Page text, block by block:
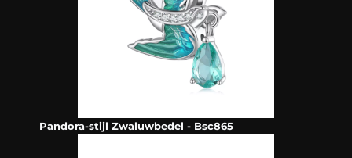
Pandora-stijl Zwaluwbedel - Bsc865